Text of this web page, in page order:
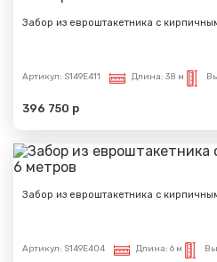
Забор из евроштакетника с
Артикул: S149E411 Длина: 38 м
396 750 р
Забор из евроштакетника с
Артикул: S149E404 Длина: 6 м